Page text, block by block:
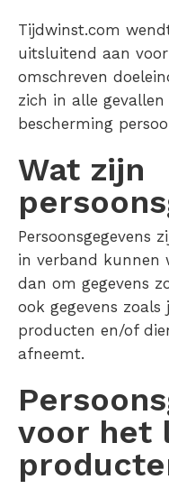
Tijdwinst.com
uitsluitend aan
omschreven
zich in alle
bescherming
Wat zijn
Persoonsgegevens
in verband kunnen
dan om gegevens
ook gegevens
producten en/of
afneemt.
voor het